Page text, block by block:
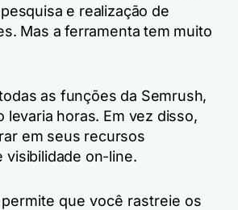
e realização de
Mas a ferramenta tem muito
as funções da Semrush,
levaria horas. Em vez disso,
em seus recursos
visibilidade on-line.
que você rastreie os